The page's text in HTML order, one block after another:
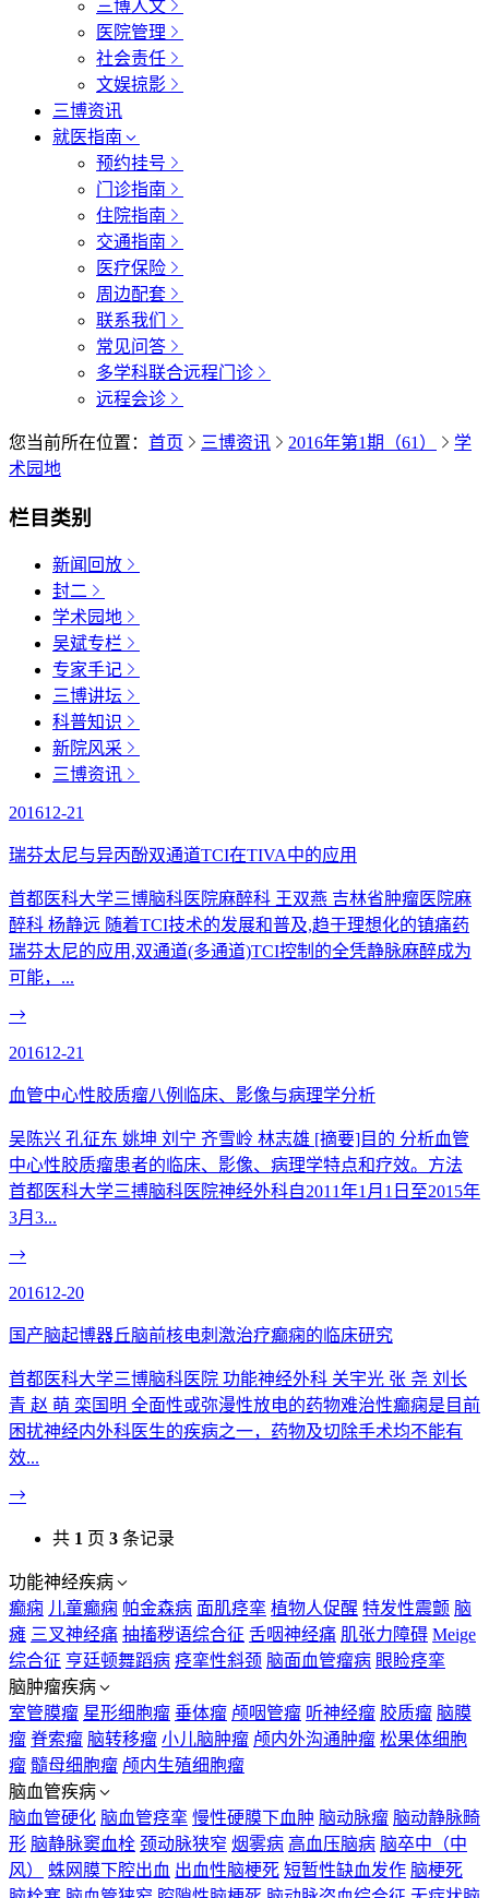
三博人文
医院管理
社会责任
文娱掠影
三博资讯
就医指南
预约挂号
门诊指南
住院指南
交通指南
医疗保险
周边配套
联系我们
常见问答
多学科联合远程门诊
远程会诊
您当前所在位置： 首页 三博资讯 2016年第1期（61）
学
术园地
栏目类别
新闻回放
封二
学术园地
吴斌专栏
专家手记
三博讲坛
科普知识
新院风采
三博资讯
201612-21
瑞芬太尼与异丙酚双通道TCI在TIVA中的应用
首都医科大学三博脑科医院麻醉科 王双燕 吉林省肿瘤医院麻
醉科 杨静远 随着TCI技术的发展和普及,趋于理想化的镇痛药
瑞芬太尼的应用,双通道(多通道)TCI控制的全凭静脉麻醉成为
可能，...
201612-21
血管中心性胶质瘤八例临床、影像与病理学分析
吴陈兴 孔征东 姚坤 刘宁 齐雪岭 林志雄 [摘要]目的 分析血管
中心性胶质瘤患者的临床、影像、病理学特点和疗效。方法
首都医科大学三搏脑科医院神经外科自2011年1月1日至2015年
3月3...
201612-20
国产脑起博器丘脑前核电刺激治疗癫痫的临床研究
首都医科大学三博脑科医院 功能神经外科 关宇光 张 尧 刘长
青 赵 萌 栾国明 全面性或弥漫性放电的药物难治性癫痫是目前
困扰神经内外科医生的疾病之一，药物及切除手术均不能有
效...
共 1 页 3 条记录
功能神经疾病
癫痫 儿童癫痫 帕金森病 面肌痉挛 植物人促醒 特发性震颤 脑
瘫 三叉神经痛 抽搐秽语综合征 舌咽神经痛 肌张力障碍 Meige
综合征 亨廷顿舞蹈病 痉挛性斜颈 脑面血管瘤病 眼睑痉挛
脑肿瘤疾病
室管膜瘤 星形细胞瘤 垂体瘤 颅咽管瘤 听神经瘤 胶质瘤 脑膜
瘤 脊索瘤 脑转移瘤 小儿脑肿瘤 颅内外沟通肿瘤 松果体细胞
瘤 髓母细胞瘤 颅内生殖细胞瘤
脑血管疾病
脑血管硬化 脑血管痉挛 慢性硬膜下血肿 脑动脉瘤 脑动静脉畸
形 脑静脉窦血栓 颈动脉狭窄 烟雾病 高血压脑病 脑卒中（中
风）
蛛网膜下腔出血 出血性脑梗死 短暂性缺血发作 脑梗死